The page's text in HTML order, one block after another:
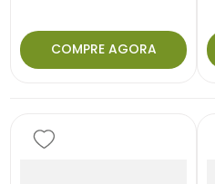
COMPRE AGORA